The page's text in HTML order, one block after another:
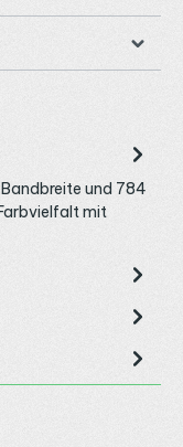
Bandbreite und 784
mit